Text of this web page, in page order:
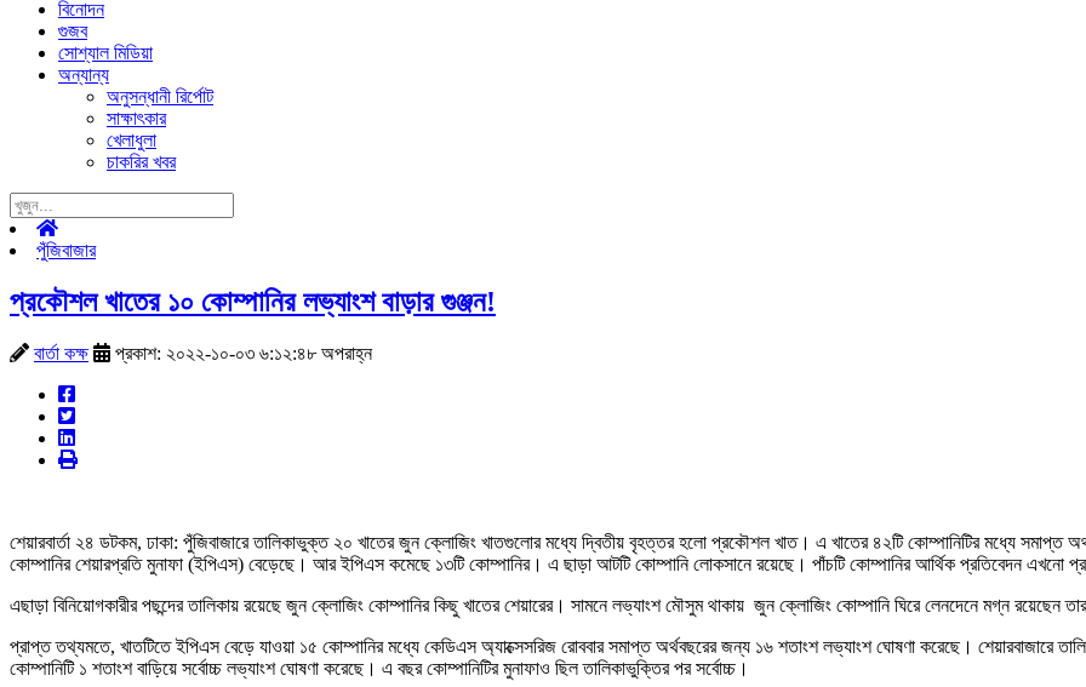
বিনোদন
গুজব
সোশ্যাল মিডিয়া
অন্যান্য
অনুসন্ধানী রির্পোট
সাক্ষাৎকার
খেলাধুলা
চাকরির খবর
পুঁজিবাজার
প্রকৌশল খাতের ১০ কোম্পানির লভ্যাংশ বাড়ার গুঞ্জন!
বার্তা কক্ষ প্রকাশ: ২০২২-১০-০৩ ৬:১২:৪৮ অপরাহ্ন
শেয়ারবার্তা ২৪ ডটকম, ঢাকা: পুঁজিবাজারে তালিকাভুক্ত ২০ খাতের জুন ক্লোজিং খাতগুলোর মধ্যে দ্বিতীয় বৃহত্তর হলো প্রকৌশল খাত। এ খাতের ৪২টি কোম্পানিটির মধ্যে সমাপ্ত
কোম্পানির শেয়ারপ্রতি মুনাফা (ইপিএস) বেড়েছে। আর ইপিএস কমেছে ১৩টি কোম্পানির। এ ছাড়া আটটি কোম্পানি লোকসানে রয়েছে। পাঁচটি কোম্পানির আর্থিক প্রতিবেদন এখনো
এছাড়া বিনিয়োগকারীর পছন্দের তালিকায় রয়েছে জুন ক্লোজিং কোম্পানির কিছু খাতের শেয়ারের। সামনে লভ্যাংশ মৌসুম থাকায় জুন ক্লোজিং কোম্পানি ঘিরে লেনদেনে মগ্ন রয়েছেন
প্রাপ্ত তথ্যমতে, খাতটিতে ইপিএস বেড়ে যাওয়া ১৫ কোম্পানির মধ্যে কেডিএস অ্যাক্সেসরিজ রোববার সমাপ্ত অর্থবছরের জন্য ১৬ শতাংশ লভ্যাংশ ঘোষণা করেছে। শেয়ারবাজারে
কোম্পানিটি ১ শতাংশ বাড়িয়ে সর্বোচ্চ লভ্যাংশ ঘোষণা করেছে। এ বছর কোম্পানিটির মুনাফাও ছিল তালিকাভুক্তির পর সর্বোচ্চ।